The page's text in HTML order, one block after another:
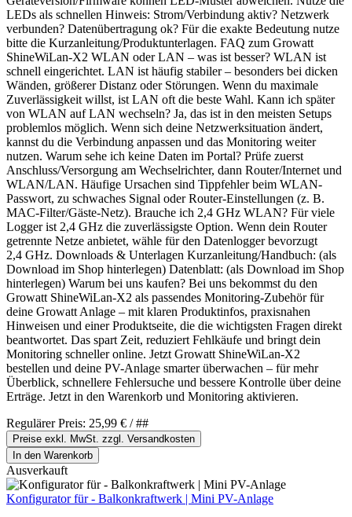
LEDs als schnellen Hinweis: Strom/Verbindung aktiv? Netzwerk
verbunden? Datenübertragung ok? Für die exakte Bedeutung nutze
bitte die Kurzanleitung/Produktunterlagen. FAQ zum Growatt
ShineWiLan-X2 WLAN oder LAN – was ist besser? WLAN ist
schnell eingerichtet. LAN ist häufig stabiler – besonders bei dicken
Wänden, größerer Distanz oder Störungen. Wenn du maximale
Zuverlässigkeit willst, ist LAN oft die beste Wahl. Kann ich später
von WLAN auf LAN wechseln? Ja, das ist in den meisten Setups
problemlos möglich. Wenn sich deine Netzwerksituation ändert,
kannst du die Verbindung anpassen und das Monitoring weiter
nutzen. Warum sehe ich keine Daten im Portal? Prüfe zuerst
Anschluss/Versorgung am Wechselrichter, dann Router/Internet und
WLAN/LAN. Häufige Ursachen sind Tippfehler beim WLAN-
Passwort, zu schwaches Signal oder Router-Einstellungen (z. B.
MAC-Filter/Gäste-Netz). Brauche ich 2,4 GHz WLAN? Für viele
Logger ist 2,4 GHz die zuverlässigste Option. Wenn dein Router
getrennte Netze anbietet, wähle für den Datenlogger bevorzugt
2,4 GHz. Downloads & Unterlagen Kurzanleitung/Handbuch: (als
Download im Shop hinterlegen) Datenblatt: (als Download im Shop
hinterlegen) Warum bei uns kaufen? Bei uns bekommst du den
Growatt ShineWiLan-X2 als passendes Monitoring-Zubehör für
deine Growatt Anlage – mit klaren Produktinfos, praxisnahen
Hinweisen und einer Produktseite, die die wichtigsten Fragen direkt
beantwortet. Das spart Zeit, reduziert Fehlkäufe und bringt dein
Monitoring schneller online. Jetzt Growatt ShineWiLan-X2
bestellen und deine PV-Anlage smarter überwachen – für mehr
Überblick, schnellere Fehlersuche und bessere Kontrolle über deine
Erträge. Jetzt in den Warenkorb und Monitoring aktivieren.
Regulärer Preis: 25,99 € / ##
Preise exkl. MwSt. zzgl. Versandkosten
In den Warenkorb
Ausverkauft
Konfigurator für - Balkonkraftwerk | Mini PV-Anlage